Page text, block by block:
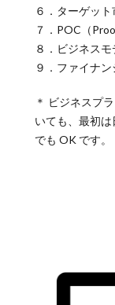
６．ターゲッ
７．POC（
８．ビジネスモ
９．ファイナン
＊ ビジネスプ
いても、最初
でも OK です。